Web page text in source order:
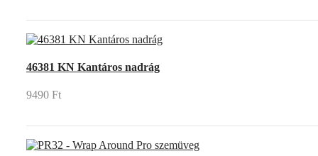
46381 KN Kantáros nadrág
9490 Ft